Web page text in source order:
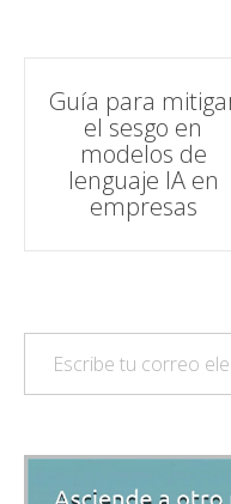
Navegación
entradas
Guía para
el sesgo en
modelos de
lenguaje IA en
empresas
Escribe tu correo electrónico…